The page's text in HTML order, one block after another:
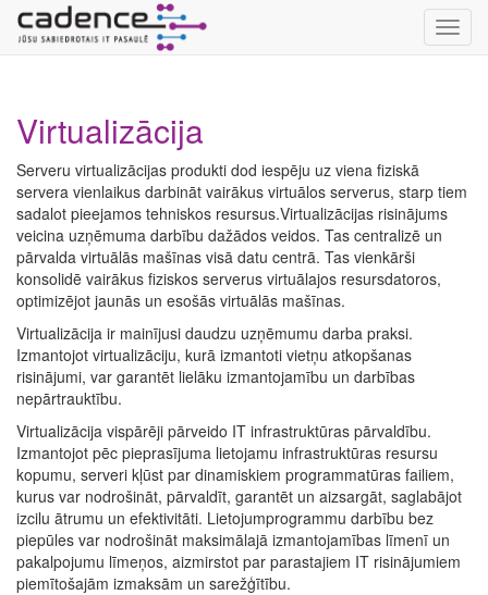
Virtualizācija
Serveru virtualizācijas produkti dod iespēju uz viena fiziskā
servera vienlaikus darbināt vairākus virtuālos serverus, starp tiem
sadalot pieejamos tehniskos resursus.Virtualizācijas risinājums
veicina uzņēmuma darbību dažādos veidos. Tas centralizē un
pārvalda virtuālās mašīnas visā datu centrā. Tas vienkārši
konsolidē vairākus fiziskos serverus virtuālajos resursdatoros,
optimizējot jaunās un esošās virtuālās mašīnas.
Virtualizācija ir mainījusi daudzu uzņēmumu darba praksi.
Izmantojot virtualizāciju, kurā izmantoti vietņu atkopšanas
risinājumi, var garantēt lielāku izmantojamību un darbības
nepārtrauktību.
Virtualizācija vispārēji pārveido IT infrastruktūras pārvaldību.
Izmantojot pēc pieprasījuma lietojamu infrastruktūras resursu
kopumu, serveri kļūst par dinamiskiem programmatūras failiem,
kurus var nodrošināt, pārvaldīt, garantēt un aizsargāt, saglabājot
izcilu ātrumu un efektivitāti. Lietojumprogrammu darbību bez
piepūles var nodrošināt maksimālajā izmantojamības līmenī un
pakalpojumu līmeņos, aizmirstot par parastajiem IT risinājumiem
piemītošajām izmaksām un sarežģītību.